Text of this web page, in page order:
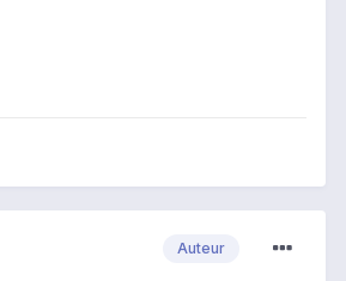
Auteur